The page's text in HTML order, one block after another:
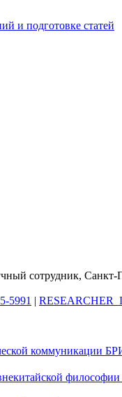
и подготовке статей
сотрудник,
5991 |
коммуникации